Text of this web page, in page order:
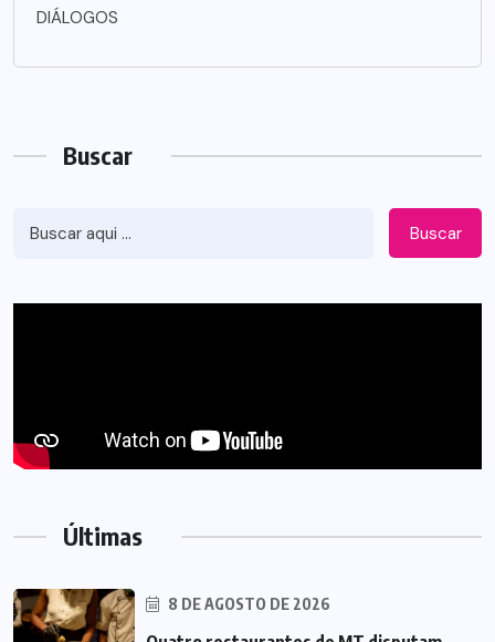
DIÁLOGOS
Buscar
Buscar
Últimas
8 DE AGOSTO DE 2026